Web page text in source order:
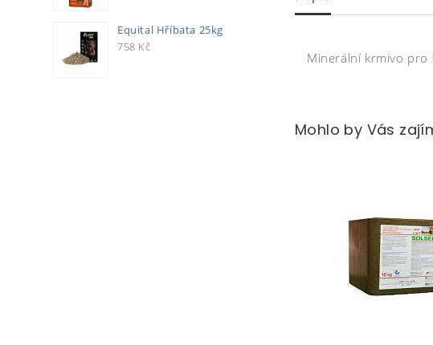
Minerální krmivo pro
Mohlo by Vás
Equital Hříbata 25kg
758 Kč